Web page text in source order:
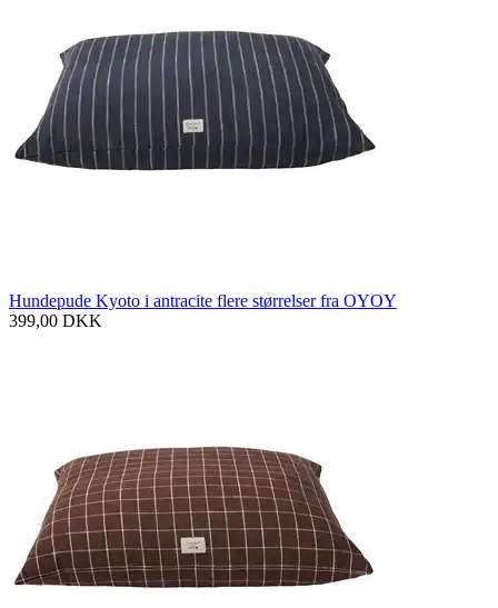
Hundepude Kyoto i antracite flere størrelser fra OYOY
399,00 DKK